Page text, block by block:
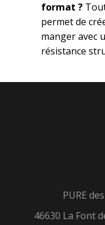
format ?
permet de
manger avec
résistance
PURE
46630 La Font